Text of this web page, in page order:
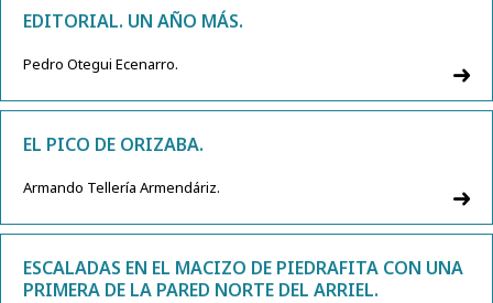
EDITORIAL. UN AÑO MÁS.
Pedro Otegui Ecenarro.
EL PICO DE ORIZABA.
Armando Tellería Armendáriz.
ESCALADAS EN EL MACIZO DE PIEDRAFITA CON UNA
PRIMERA DE LA PARED NORTE DEL ARRIEL.